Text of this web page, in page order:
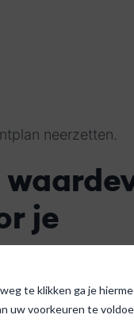
te klikken ga je
uw voorkeuren te
neerzetten.
je
vanuit je
je bedrijf circuleren.